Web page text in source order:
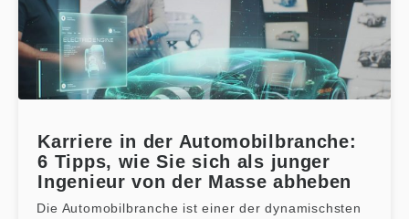
Karriere in der Automobilbranche:
6 Tipps, wie Sie sich als junger
Ingenieur von der Masse abheben
Die Automobilbranche ist einer der dynamischsten